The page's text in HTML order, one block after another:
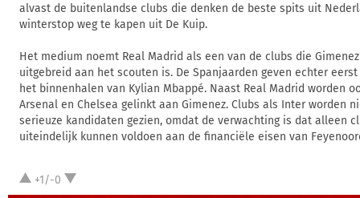
alvast de buitenlandse clubs die denken de beste spits uit
winterstop weg te kapen uit De Kuip.
Het medium noemt Real Madrid als een van de clubs die
uitgebreid aan het scouten is. De Spanjaarden geven echter
het binnenhalen van Kylian Mbappé. Naast Real Madrid worden
Arsenal en Chelsea gelinkt aan Gimenez. Clubs als Inter worden
serieuze kandidaten gezien, omdat de verwachting is dat alleen
uiteindelijk kunnen voldoen aan de financiële eisen van
+1/-0